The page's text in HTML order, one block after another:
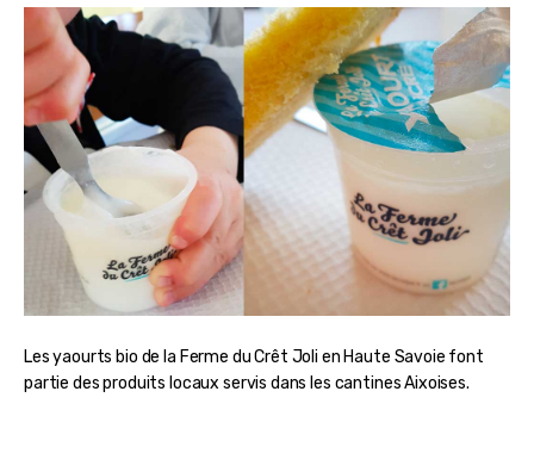
Les yaourts bio de la Ferme du Crêt Joli en Haute Savoie font
partie des produits locaux servis dans les cantines Aixoises.